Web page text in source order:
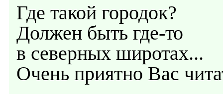
Где такой городок?
Должен быть где-то
в северных широтах...
Очень приятно Вас